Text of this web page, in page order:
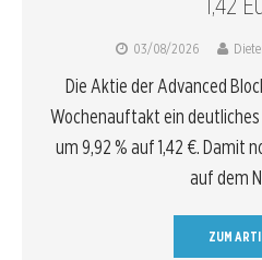
03/08/2026
Die Aktie der Advanced
Wochenauftakt ein deutliches
um 9,92 % auf 1,42 €. Damit
auf dem
ZUM